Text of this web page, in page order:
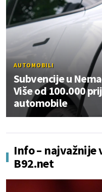
AUTOMOBILI
Subvencije u
Više od 100.000
automobile
Info – najvažnije
B92.net